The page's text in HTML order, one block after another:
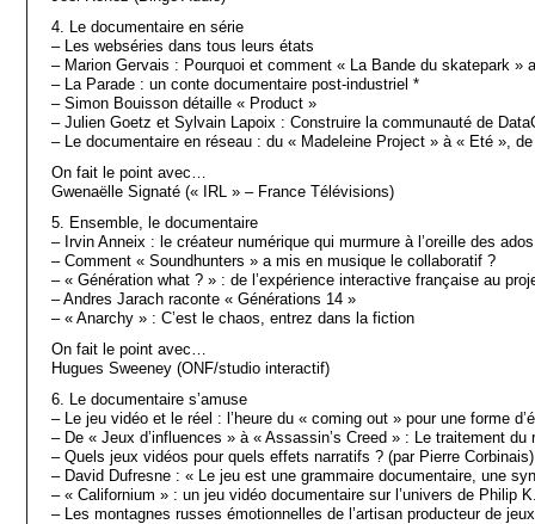
4. Le documentaire en série
– Les webséries dans tous leurs états
– Marion Gervais : Pourquoi et comment « La Bande du skatepark »
– La Parade : un conte documentaire post-industriel *
– Simon Bouisson détaille « Product »
– Julien Goetz et Sylvain Lapoix : Construire la communauté de
– Le documentaire en réseau : du « Madeleine Project » à « Eté »,
On fait le point avec…
Gwenaëlle Signaté (« IRL » – France Télévisions)
5. Ensemble, le documentaire
– Irvin Anneix : le créateur numérique qui murmure à l’oreille des
– Comment « Soundhunters » a mis en musique le collaboratif ?
– « Génération what ? » : de l’expérience interactive française au
– Andres Jarach raconte « Générations 14 »
– « Anarchy » : C’est le chaos, entrez dans la fiction
On fait le point avec…
Hugues Sweeney (ONF/studio interactif)
6. Le documentaire s’amuse
– Le jeu vidéo et le réel : l’heure du « coming out » pour une forme
– De « Jeux d’influences » à « Assassin’s Creed » : Le traitement
– Quels jeux vidéos pour quels effets narratifs ? (par Pierre Corbinais)
– David Dufresne : « Le jeu est une grammaire documentaire, une
– « Californium » : un jeu vidéo documentaire sur l’univers de Philip
– Les montagnes russes émotionnelles de l’artisan producteur de